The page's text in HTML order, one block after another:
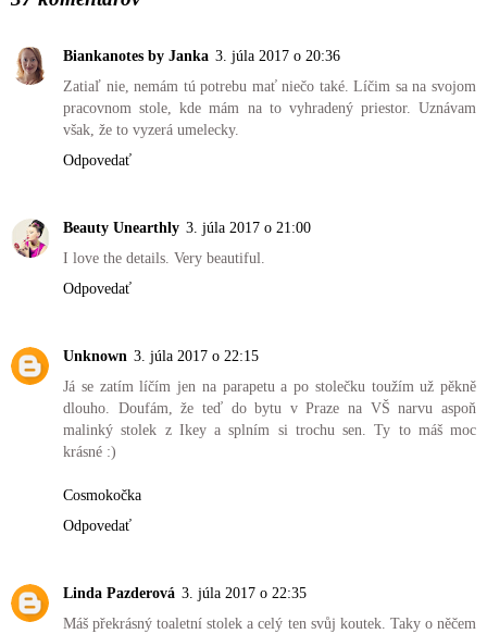
Biankanotes by Janka 3. júla 2017 o 20:36
Zatiaľ nie, nemám tú potrebu mať niečo také. Líčim sa na svojom
pracovnom stole, kde mám na to vyhradený priestor. Uznávam
však, že to vyzerá umelecky.
Odpovedať
Beauty Unearthly 3. júla 2017 o 21:00
I love the details. Very beautiful.
Odpovedať
Unknown 3. júla 2017 o 22:15
Já se zatím líčím jen na parapetu a po stolečku toužím už pěkně
dlouho. Doufám, že teď do bytu v Praze na VŠ narvu aspoň
malinký stolek z Ikey a splním si trochu sen. Ty to máš moc
krásné :)
Cosmokočka
Odpovedať
Linda Pazderová 3. júla 2017 o 22:35
Máš překrásný toaletní stolek a celý ten svůj koutek. Taky o něčem